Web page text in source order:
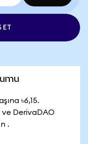
ET
৳6,15.
ve DerivaDAO
.